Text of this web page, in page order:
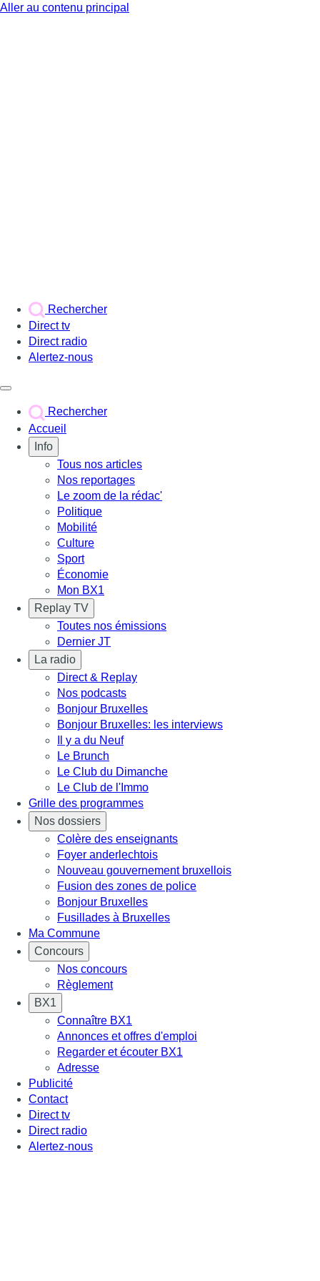
Aller au contenu principal
Rechercher
Direct tv
Direct radio
Alertez-nous
Rechercher
Accueil
Info
Tous nos articles
Nos reportages
Le zoom de la rédac'
Politique
Mobilité
Culture
Sport
Économie
Mon BX1
Replay TV
Toutes nos émissions
Dernier JT
La radio
Direct & Replay
Nos podcasts
Bonjour Bruxelles
Bonjour Bruxelles: les interviews
Il y a du Neuf
Le Brunch
Le Club du Dimanche
Le Club de l'Immo
Grille des programmes
Nos dossiers
Colère des enseignants
Foyer anderlechtois
Nouveau gouvernement bruxellois
Fusion des zones de police
Bonjour Bruxelles
Fusillades à Bruxelles
Ma Commune
Concours
Nos concours
Règlement
BX1
Connaître BX1
Annonces et offres d'emploi
Regarder et écouter BX1
Adresse
Publicité
Contact
Direct tv
Direct radio
Alertez-nous